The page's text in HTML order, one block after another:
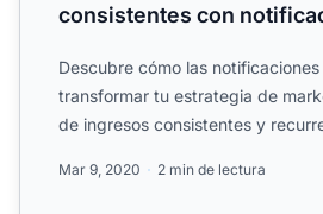
consistentes con
Descubre cómo las
transformar tu estrategia de
de ingresos consistentes y
Mar 9, 2020 2 min de lectura